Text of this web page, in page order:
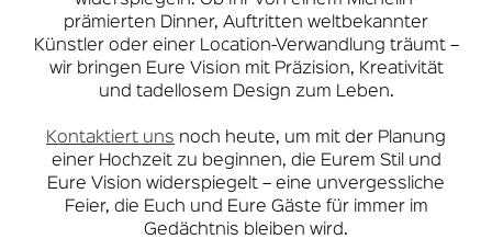
prämierten Dinner, Auftritten weltbekannter
Künstler oder einer Location-Verwandlung träumt –
wir bringen Eure Vision mit Präzision, Kreativität
und tadellosem Design zum Leben.
Kontaktiert uns noch heute, um mit der Planung
einer Hochzeit zu beginnen, die Eurem Stil und
Eure Vision widerspiegelt – eine unvergessliche
Feier, die Euch und Eure Gäste für immer im
Gedächtnis bleiben wird.